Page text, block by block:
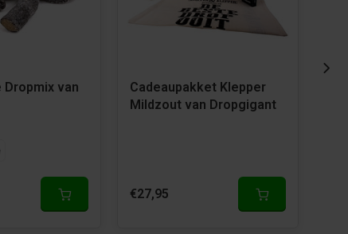
Dropmix van
Cadeaupakket Klepper
Mildzout van Dropgigant
€27,95